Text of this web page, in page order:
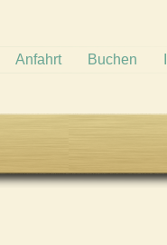
Anfahrt Buchen